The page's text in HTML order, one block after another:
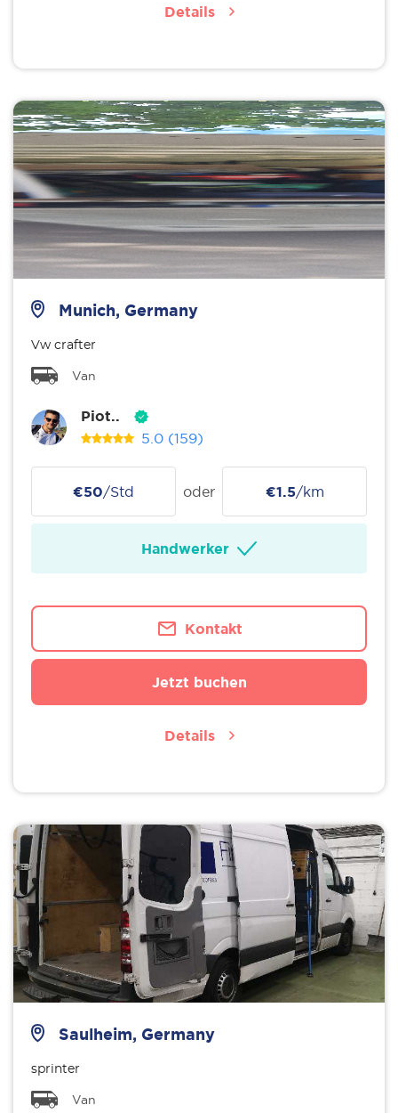
Details
Munich, Germany
Vw crafter
Van
Piot..
5.0 (159)
€50/Std oder €1.5/km
Handwerker
Kontakt
Jetzt buchen
Details
Saulheim, Germany
sprinter
Van